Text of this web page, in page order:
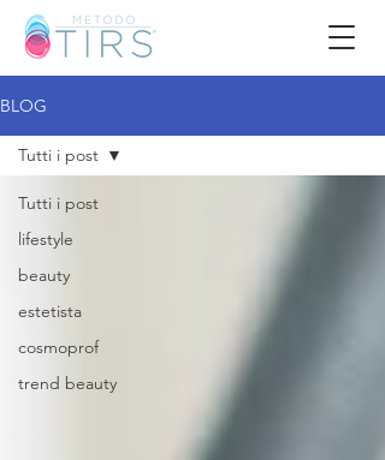
BLOG
Tutti i post
lifestyle
beauty
estetista
cosmoprof
trend beauty
Tutti i post